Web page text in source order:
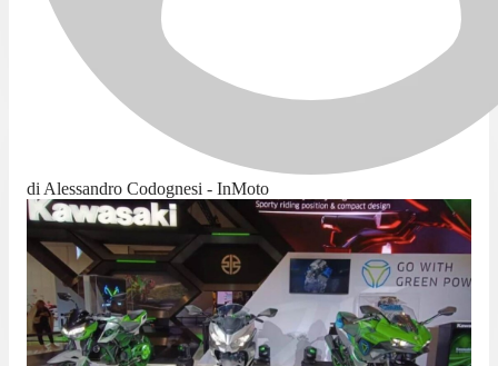
di Alessandro Codognesi - InMoto